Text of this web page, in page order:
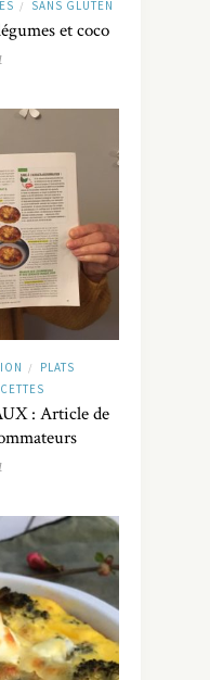
/ SANS GLUTEN
et coco
/
PLATS
: Article de